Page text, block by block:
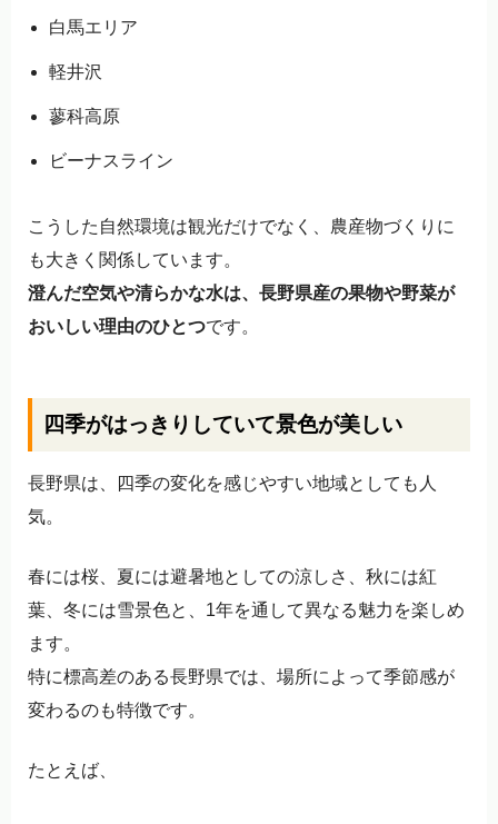
白馬エリア
軽井沢
蓼科高原
ビーナスライン
こうした自然環境は観光だけでなく、農産物づくりに
も大きく関係しています。
澄んだ空気や清らかな水は、長野県産の果物や野菜が
おいしい理由のひとつです。
四季がはっきりしていて景色が美しい
長野県は、四季の変化を感じやすい地域としても人
気。
春には桜、夏には避暑地としての涼しさ、秋には紅
葉、冬には雪景色と、1年を通して異なる魅力を楽しめ
ます。
特に標高差のある長野県では、場所によって季節感が
変わるのも特徴です。
たとえば、